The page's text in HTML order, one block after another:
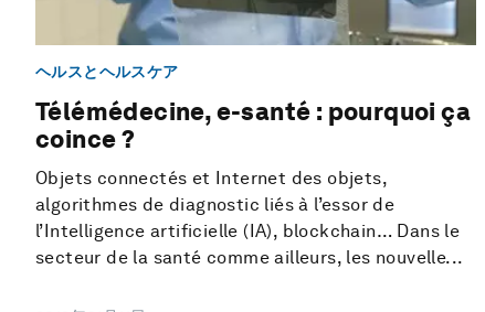
ヘルスとヘルスケア
Télémédecine, e-santé : pourquoi ça
coince ?
Objets connectés et Internet des objets,
algorithmes de diagnostic liés à l’essor de
l’Intelligence artificielle (IA), blockchain… Dans le
secteur de la santé comme ailleurs, les nouvelle...